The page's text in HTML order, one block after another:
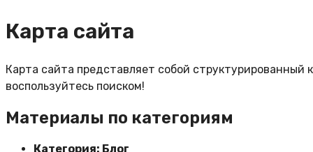
Карта сайта
Карта сайта представляет собой
воспользуйтесь поиском!
Материалы по категориям
Категория: Блог